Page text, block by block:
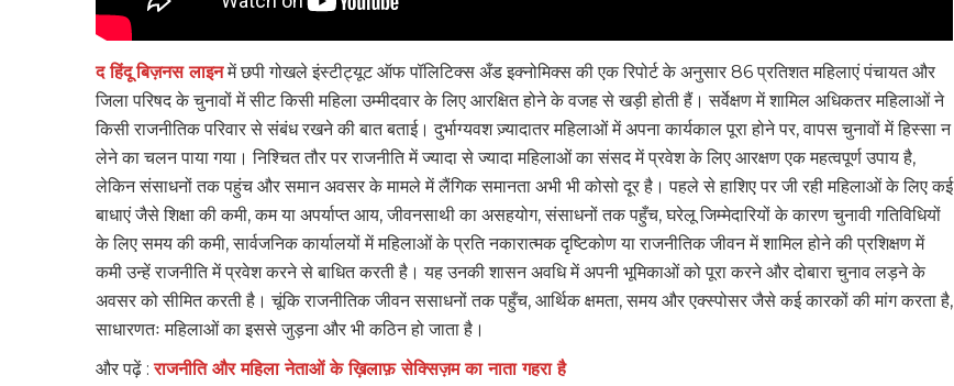
द हिंदू बिज़नस लाइनमें छपी गोखले इंस्टीट्यूट ऑफ पॉलिटिक्स अँड इक्नोमिक्स की एक रिपोर्ट के अनुसार 86 प्रतिशत महिलाएं पंचायत और
जिला परिषद के चुनावों में सीट किसी महिला उम्मीदवार के लिए आरक्षित होने के वजह से खड़ी होती हैं। सर्वेक्षण में शामिल अधिकतर महिलाओं ने
किसी राजनीतिक परिवार से संबंध रखने की बात बताई। दुर्भाग्यवश ज़्यादातर महिलाओं में अपना कार्यकाल पूरा होने पर, वापस चुनावों में हिस्सा न
लेने का चलन पाया गया। निश्चित तौर पर राजनीति में ज्यादा से ज्यादा महिलाओं का संसद में प्रवेश के लिए आरक्षण एक महत्वपूर्ण उपाय है,
लेकिन संसाधनों तक पहुंच और समान अवसर के मामले में लैंगिक समानता अभी भी कोसो दूर है। पहले से हाशिए पर जी रही महिलाओं के लिए कई
बाधाएं जैसे शिक्षा की कमी, कम या अपर्याप्त आय, जीवनसाथी का असहयोग, संसाधनों तक पहुँच, घरेलू जिम्मेदारियों के कारण चुनावी गतिविधियों
के लिए समय की कमी, सार्वजनिक कार्यालयों में महिलाओं के प्रति नकारात्मक दृष्टिकोण या राजनीतिक जीवन में शामिल होने की प्रशिक्षण में
कमी उन्हें राजनीति में प्रवेश करने से बाधित करती है। यह उनकी शासन अवधि में अपनी भूमिकाओं को पूरा करने और दोबारा चुनाव लड़ने के
अवसर को सीमित करती है। चूंकि राजनीतिक जीवन ससाधनों तक पहुँच, आर्थिक क्षमता, समय और एक्स्पोसर जैसे कई कारकों की मांग करता है,
साधारणतः महिलाओं का इससे जुड़ना और भी कठिन हो जाता है।
और पढ़ें :राजनीति और महिला नेताओं के ख़िलाफ़ सेक्सिज़म का नाता गहरा है